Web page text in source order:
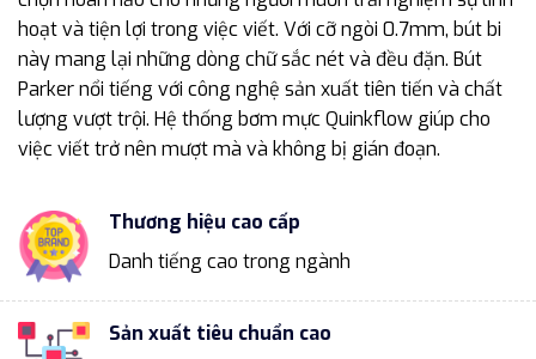
hoạt và tiện lợi trong việc viết. Với cỡ ngòi 0.7mm, bút bi
này mang lại những dòng chữ sắc nét và đều đặn. Bút
Parker nổi tiếng với công nghệ sản xuất tiên tiến và chất
lượng vượt trội. Hệ thống bơm mực Quinkflow giúp cho
việc viết trở nên mượt mà và không bị gián đoạn.
Thương hiệu cao cấp
Danh tiếng cao trong ngành
Sản xuất tiêu chuẩn cao